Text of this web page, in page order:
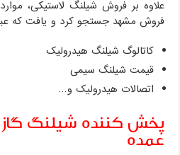
علاوه بر فروش شیلنگ لاستیکی،
فروش مشهد جستجو کرد و یافت که
کاتالوگ شیلنگ هیدرولیک
قیمت شیلنگ سیمی
اتصالات هیدرولیک و…
پخش کننده شیلنگ گاز
عمده